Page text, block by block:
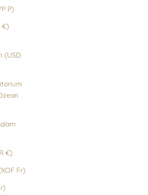
Botsuana (BWP P)
Brasilien (EUR €)
(USD
Bulgarien (EUR €)
Burkina Faso (XOF Fr)
(BIF Fr)